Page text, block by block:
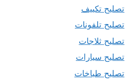
تصليح تكييف
تصليح تلفونات
تصليح ثلاجات
تصليح سيارات
تصليح طباخات